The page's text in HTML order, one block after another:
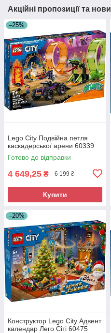
Акційні пропозиції та
–25%
Lego City Подвійна петля
каскадерської арени 60339
Готово до відправки
4 649,25 ₴ 6 199 ₴
Купити
–20%
Конструктор Lego City Адвент
календар Лего Сіті 60475